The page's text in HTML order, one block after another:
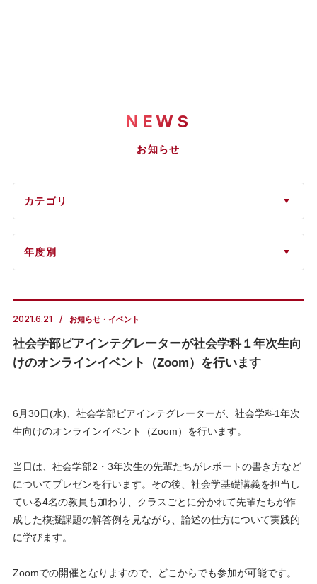
NEWS
お知らせ
2021.6.21 お知らせ・イベント
社会学部ピアインテグレーターが社会学科１年次生向
けのオンラインイベント（Zoom）を行います
6月30日(水)、社会学部ピアインテグレーターが、社会学科1年次
生向けのオンラインイベント（Zoom）を行います。
当日は、社会学部2・3年次生の先輩たちがレポートの書き方など
についてプレゼンを行います。その後、社会学基礎講義を担当し
ている4名の教員も加わり、クラスごとに分かれて先輩たちが作
成した模擬課題の解答例を見ながら、論述の仕方について実践的
に学びます。
Zoomでの開催となりますので、どこからでも参加が可能です。
カテゴリ
年度別